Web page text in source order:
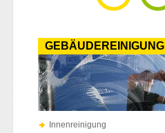
GEBÄUDEREINIGUNG
Innenreinigung